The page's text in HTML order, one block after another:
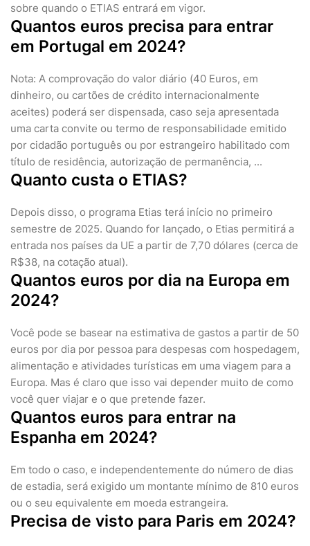
sobre quando o ETIAS entrará em vigor.
Quantos euros precisa para entrar
em Portugal em 2024?
Nota: A comprovação do valor diário (40 Euros, em
dinheiro, ou cartões de crédito internacionalmente
aceites) poderá ser dispensada, caso seja apresentada
uma carta convite ou termo de responsabilidade emitido
por cidadão português ou por estrangeiro habilitado com
título de residência, autorização de permanência, ...
Quanto custa o ETIAS?
Depois disso, o programa Etias terá início no primeiro
semestre de 2025. Quando for lançado, o Etias permitirá a
entrada nos países da UE a partir de 7,70 dólares (cerca de
R$38, na cotação atual).
Quantos euros por dia na Europa em
2024?
Você pode se basear na estimativa de gastos a partir de 50
euros por dia por pessoa para despesas com hospedagem,
alimentação e atividades turísticas em uma viagem para a
Europa. Mas é claro que isso vai depender muito de como
você quer viajar e o que pretende fazer.
Quantos euros para entrar na
Espanha em 2024?
Em todo o caso, e independentemente do número de dias
de estadia, será exigido um montante mínimo de 810 euros
ou o seu equivalente em moeda estrangeira.
Precisa de visto para Paris em 2024?